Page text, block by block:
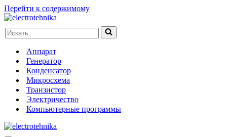
Перейти к содержимому
Искать...
Аппарат
Генератор
Конденсатор
Микросхема
Транзистор
Электричество
Компьютерные программы